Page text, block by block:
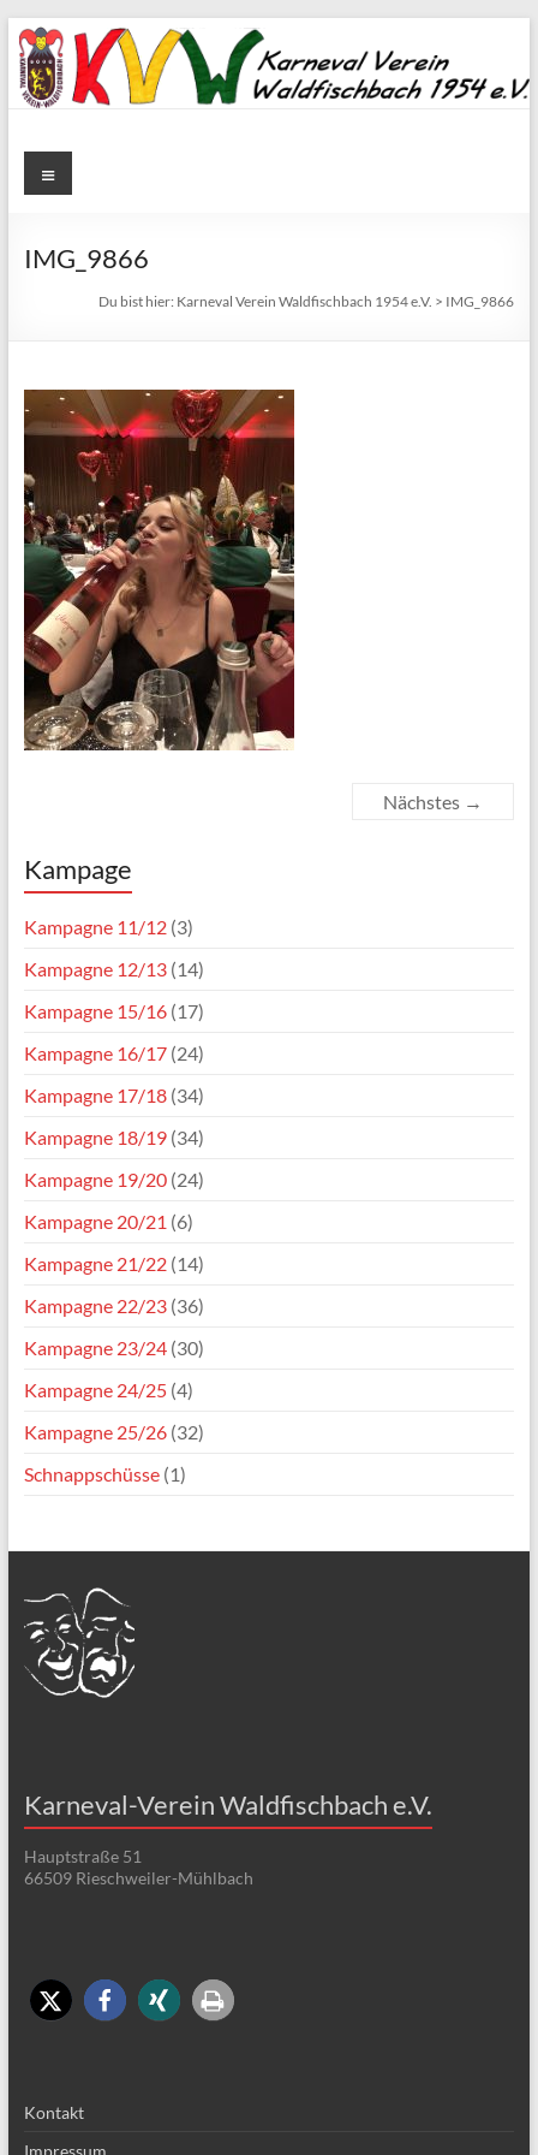
Zum
Inhalt
springen
Karneval
Waldfischbach
1954
Karneval
Verein
Waldfischbach
1954
e.V.
Menü
IMG_9866
Du bist hier: Karneval Verein Waldfischbach 1954 e.V. > IMG_9866
Nächstes →
Kampage
Kampagne 11/12(3)
Kampagne 12/13(14)
Kampagne 15/16(17)
Kampagne 16/17(24)
Kampagne 17/18(34)
Kampagne 18/19(34)
Kampagne 19/20(24)
Kampagne 20/21 (6)
Kampagne 21/22(14)
Kampagne 22/23(36)
Kampagne 23/24(30)
Kampagne 24/25(4)
Kampagne 25/26(32)
Schnappschüsse(1)
Karneval-Verein Waldfischbach e.V.
Hauptstraße 51
66509 Rieschweiler-Mühlbach
Kontakt